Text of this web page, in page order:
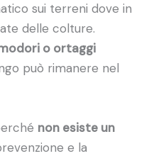
sui terreni dove in
delle colture.
o ortaggi
può rimanere nel
non esiste un
e la